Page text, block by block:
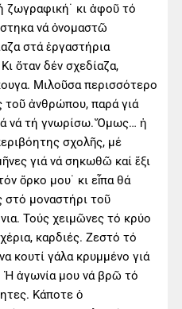
ζωγραφική˙ κι ἀφοῦ τό
νά ὀνομαστῶ
στά ἐργαστήρια
ὅταν δέν σχεδίαζα,
Μιλοῦσα περισσότερο
τοῦ ἀνθρώπου, παρά γιά
νά τή γνωρίσω. Ὅμως… ἡ
σχολῆς, μέ
γιά νά σηκωθῶ καί ἕξι
ὅρκο μου˙ κι εἶπα θά
στό μοναστήρι τοῦ
Τούς χειμῶνες τό κρύο
καρδιές. Ζεστό τό
κουτί γάλα κρυμμένο γιά
Ἡ ἀγωνία μου νά βρῶ τό
Κάποτε ὁ